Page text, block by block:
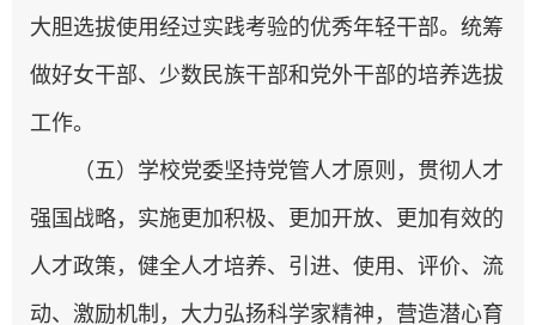
大胆选拔使用经过实践考验的优秀年轻干部。统筹
做好女干部、少数民族干部和党外干部的培养选拔
工作。
（五）学校党委坚持党管人才原则，贯彻人才
强国战略，实施更加积极、更加开放、更加有效的
人才政策，健全人才培养、引进、使用、评价、流
动、激励机制，大力弘扬科学家精神，营造潜心育